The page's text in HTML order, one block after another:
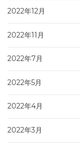
2022年12月
2022年11月
2022年7月
2022年5月
2022年4月
2022年3月